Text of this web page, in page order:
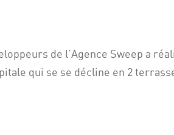
de l’Agence Sweep a
qui se se décline en 2